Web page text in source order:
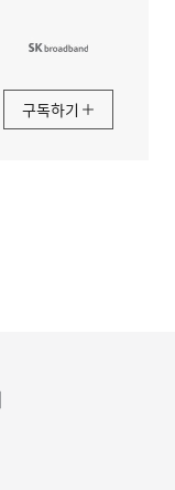
구독하기